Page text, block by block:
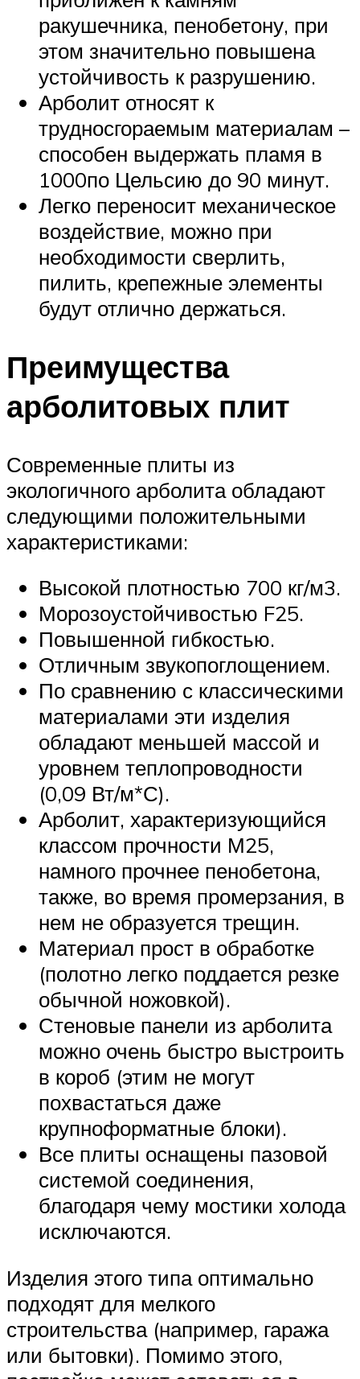
ракушечника, пенобетону, при
этом значительно повышена
устойчивость к разрушению.
Арболит относят к
трудносгораемым материалам –
способен выдержать пламя в
1000по Цельсию до 90 минут.
Легко переносит механическое
воздействие, можно при
необходимости сверлить,
пилить, крепежные элементы
будут отлично держаться.
Преимущества
арболитовых плит
Современные плиты из
экологичного арболита обладают
следующими положительными
характеристиками:
Высокой плотностью 700 кг/м3.
Морозоустойчивостью F25.
Повышенной гибкостью.
Отличным звукопоглощением.
По сравнению с классическими
материалами эти изделия
обладают меньшей массой и
уровнем теплопроводности
(0,09 Вт/м*С).
Арболит, характеризующийся
классом прочности М25,
намного прочнее пенобетона,
также, во время промерзания, в
нем не образуется трещин.
Материал прост в обработке
(полотно легко поддается резке
обычной ножовкой).
Стеновые панели из арболита
можно очень быстро выстроить
в короб (этим не могут
похвастаться даже
крупноформатные блоки).
Все плиты оснащены пазовой
системой соединения,
благодаря чему мостики холода
исключаются.
Изделия этого типа оптимально
подходят для мелкого
строительства (например, гаража
или бытовки). Помимо этого,